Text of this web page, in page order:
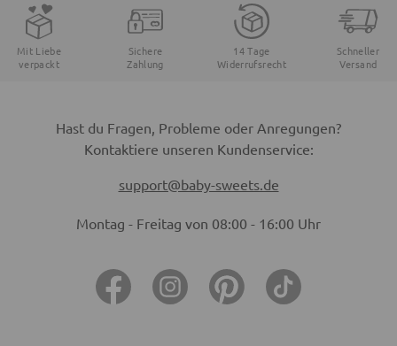
Mit Liebe
verpackt
Sichere
Zahlung
14 Tage
Widerrufsrecht
Schneller
Versand
Hast du Fragen, Probleme oder Anregungen?
Kontaktiere unseren Kundenservice:
support@baby-sweets.de
Montag - Freitag von 08:00 - 16:00 Uhr